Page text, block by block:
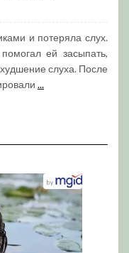
и потеряла слух.
ей засыпать,
слуха. После
...